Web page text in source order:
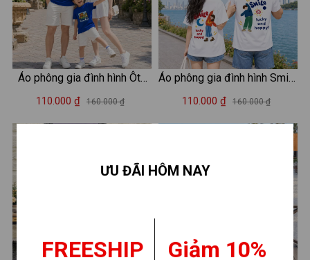
Áo phông gia đình hình Ôto
Family Vacation - Loza
110.000 ₫ 160.000 ₫
Áo phông gia đình hình Smile
đáng yêu - Áo đồng phục gia
110.000 ₫ 160.000 ₫
ƯU ĐÃI HÔM NAY
FREESHIP Giảm 10%